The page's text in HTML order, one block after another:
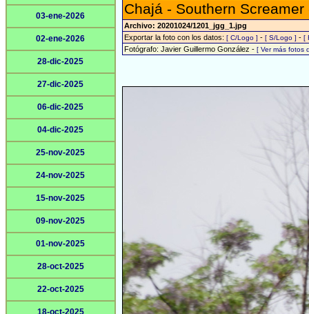
03-ene-2026
02-ene-2026
28-dic-2025
27-dic-2025
06-dic-2025
04-dic-2025
25-nov-2025
24-nov-2025
15-nov-2025
09-nov-2025
01-nov-2025
28-oct-2025
22-oct-2025
18-oct-2025
Chajá - Southern
Archivo: 20201024/1201_jgg_1.jpg
Exportar la foto con los datos: [ C/Logo ] - [ S/Logo ] - [
Fotógrafo: Javier Guillermo González - [ Ver más fotos